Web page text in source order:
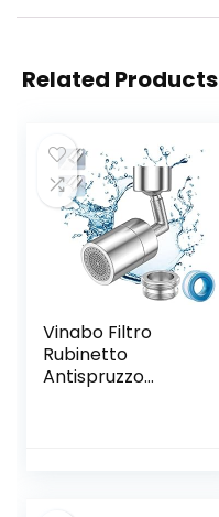
Related Products
Vinabo Filtro
Rubinetto
Antispruzzo